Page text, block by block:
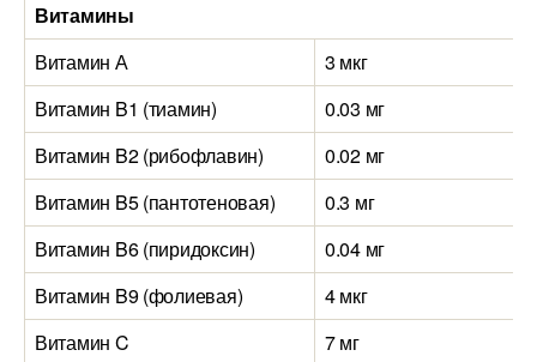
Витамины
Витамин А
3 мкг
Витамин B1 (тиамин)
0.03 мг
Витамин B2 (рибофлавин)
0.02 мг
Витамин B5 (пантотеновая)
0.3 мг
Витамин B6 (пиридоксин)
0.04 мг
Витамин B9 (фолиевая)
4 мкг
Витамин C
7 мг